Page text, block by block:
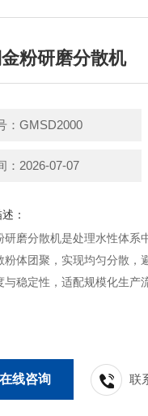
粉研磨分散机
：GMSD2000
：2026-07-07
：
研磨分散机是处理水性体系
粉体团聚，实现均匀分散，
稳定性，适配规模化生产
线咨询 联